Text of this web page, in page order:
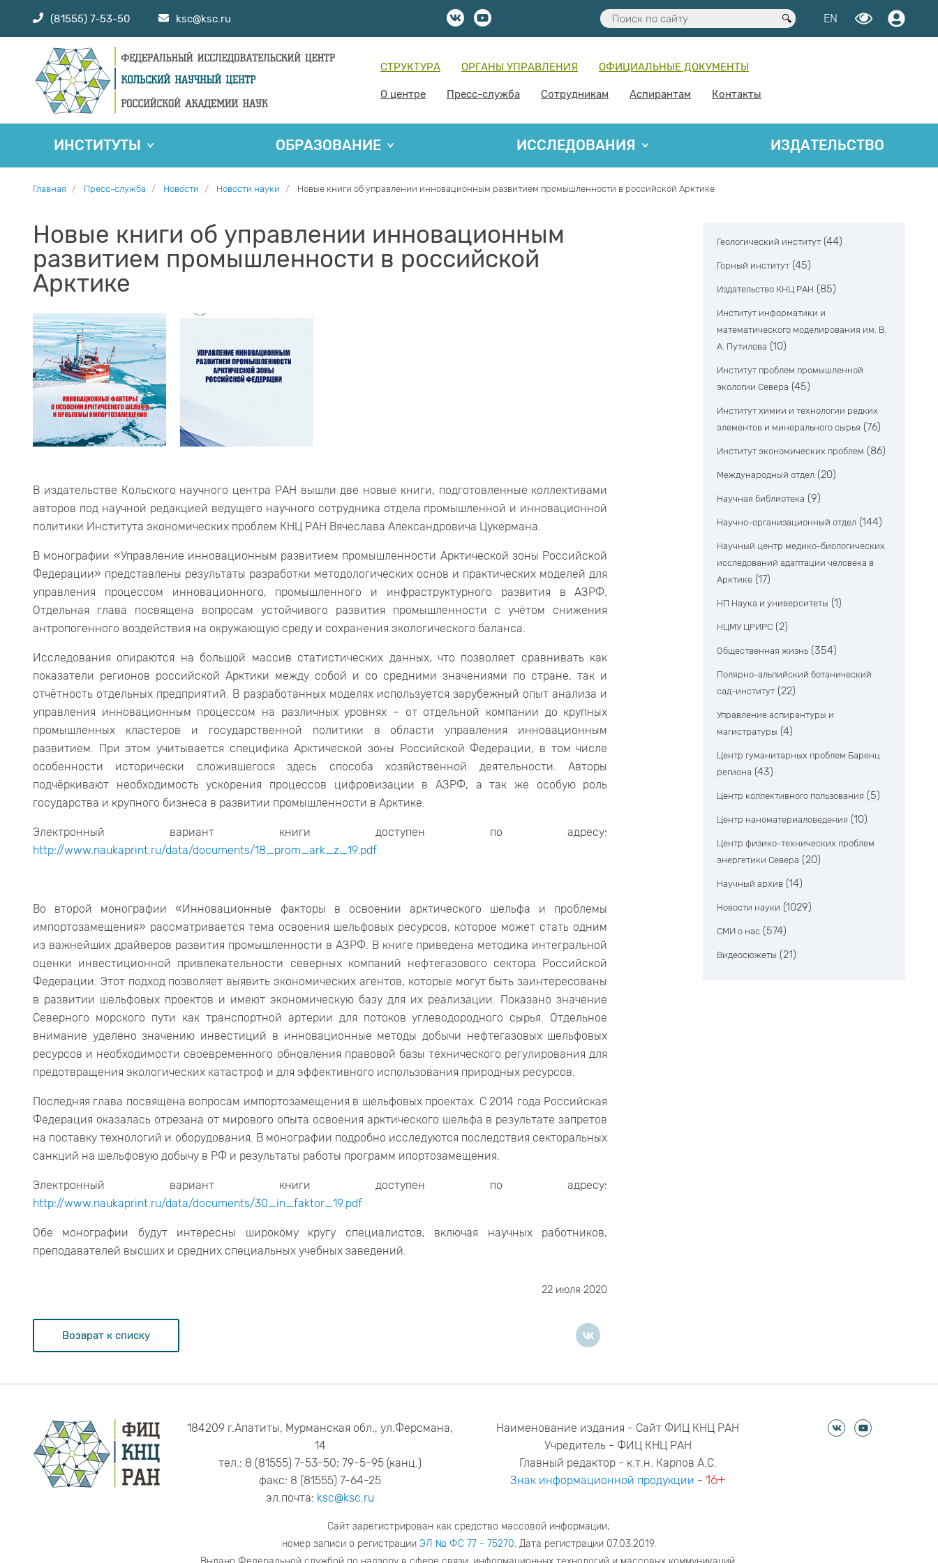
(81555) 7-53-50 ksc@ksc.ru EN
СТРУКТУРА ОРГАНЫ УПРАВЛЕНИЯ ОФИЦИАЛЬНЫЕ ДОКУМЕНТЫ
О центре Пресс-служба Сотрудникам Аспирантам Контакты
ИНСТИТУТЫ ОБРАЗОВАНИЕ ИССЛЕДОВАНИЯ ИЗДАТЕЛЬСТВО
Главная Пресс-служба Новости Новости науки Новые книги об управлении инновационным развитием промышленности в российской Арктике
Новые книги об управлении инновационным
развитием промышленности в российской
Арктике
В издательстве Кольского научного центра РАН вышли две новые книги, подготовленные коллективами
авторов под научной редакцией ведущего научного сотрудника отдела промышленной и инновационной
политики Института экономических проблем КНЦ РАН Вячеслава Александровича Цукермана.
В монографии «Управление инновационным развитием промышленности Арктической зоны Российской
Федерации» представлены результаты разработки методологических основ и практических моделей для
управления процессом инновационного, промышленного и инфраструктурного развития в АЗРФ.
Отдельная глава посвящена вопросам устойчивого развития промышленности с учётом снижения
антропогенного воздействия на окружающую среду и сохранения экологического баланса.
Исследования опираются на большой массив статистических данных, что позволяет сравнивать как
показатели регионов российской Арктики между собой и со средними значениями по стране, так и
отчётность отдельных предприятий. В разработанных моделях используется зарубежный опыт анализа и
управления инновационным процессом на различных уровнях – от отдельной компании до крупных
промышленных кластеров и государственной политики в области управления инновационным
развитием. При этом учитывается специфика Арктической зоны Российской Федерации, в том числе
особенности исторически сложившегося здесь способа хозяйственной деятельности. Авторы
подчёркивают необходимость ускорения процессов цифровизации в АЗРФ, а так же особую роль
государства и крупного бизнеса в развитии промышленности в Арктике.
Электронный вариант книги доступен по адресу:
http://www.naukaprint.ru/data/documents/18_prom_ark_z_19.pdf
Во второй монографии «Инновационные факторы в освоении арктического шельфа и проблемы
импортозамещения» рассматривается тема освоения шельфовых ресурсов, которое может стать одним
из важнейших драйверов развития промышленности в АЗРФ. В книге приведена методика интегральной
оценки инвестиционной привлекательности северных компаний нефтегазового сектора Российской
Федерации. Этот подход позволяет выявить экономических агентов, которые могут быть заинтересованы
в развитии шельфовых проектов и имеют экономическую базу для их реализации. Показано значение
Северного морского пути как транспортной артерии для потоков углеводородного сырья. Отдельное
внимание уделено значению инвестиций в инновационные методы добычи нефтегазовых шельфовых
ресурсов и необходимости своевременного обновления правовой базы технического регулирования для
предотвращения экологических катастроф и для эффективного использования природных ресурсов.
Последняя глава посвящена вопросам импортозамещения в шельфовых проектах. С 2014 года Российская
Федерация оказалась отрезана от мирового опыта освоения арктического шельфа в результате запретов
на поставку технологий и оборудования. В монографии подробно исследуются последствия секторальных
санкций на шельфовую добычу в РФ и результаты работы программ ипортозамещения.
Электронный вариант книги доступен по адресу:
http://www.naukaprint.ru/data/documents/30_in_faktor_19.pdf
Обе монографии будут интересны широкому кругу специалистов, включая научных работников,
преподавателей высших и средних специальных учебных заведений.
22 июля 2020
Возврат к списку
Геологический институт (44)
Горный институт (45)
Издательство КНЦ РАН (85)
Институт информатики и
математического моделирования им. В.
А. Путилова (10)
Институт проблем промышленной
экологии Севера (45)
Институт химии и технологии редких
элементов и минерального сырья (76)
Институт экономических проблем (86)
Международный отдел (20)
Научная библиотека (9)
Научно-организационный отдел (144)
Научный центр медико-биологических
исследований адаптации человека в
Арктике (17)
НП Наука и университеты (1)
НЦМУ ЦРИРС (2)
Общественная жизнь (354)
Полярно-альпийский ботанический
сад-институт (22)
Управление аспирантуры и
магистратуры (4)
Центр гуманитарных проблем Баренц
региона (43)
Центр коллективного пользования (5)
Центр наноматериаловедения (10)
Центр физико-технических проблем
энергетики Севера (20)
Научный архив (14)
Новости науки (1029)
СМИ о нас (574)
Видеосюжеты (21)
184209 г.Апатиты, Мурманская обл., ул.Ферсмана,
14
тел.: 8 (81555) 7-53-50; 79-5-95 (канц.)
факс: 8 (81555) 7-64-25
эл.почта: ksc@ksc.ru
Наименование издания - Сайт ФИЦ КНЦ РАН
Учредитель - ФИЦ КНЦ РАН
Главный редактор - к.т.н. Карпов А.С.
Знак информационной продукции -16+
Сайт зарегистрирован как средство массовой информации;
номер записи о регистрации ЭЛ № ФС 77 - 75270. Дата регистрации 07.03.2019.